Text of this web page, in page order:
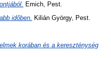
Emich, Pest.
időben.
Kilián György, Pest.
korában és a kereszténység